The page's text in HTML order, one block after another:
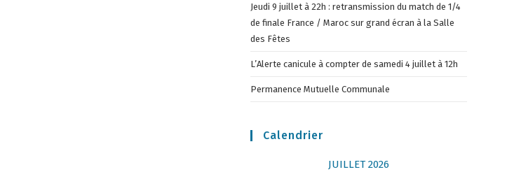
Jeudi 9 juillet à 22h : retransmission du match de 1/4
de finale France / Maroc sur grand écran à la Salle
des Fêtes
L’Alerte canicule à compter de samedi 4 juillet à 12h
Permanence Mutuelle Communale
Calendrier
JUILLET 2026